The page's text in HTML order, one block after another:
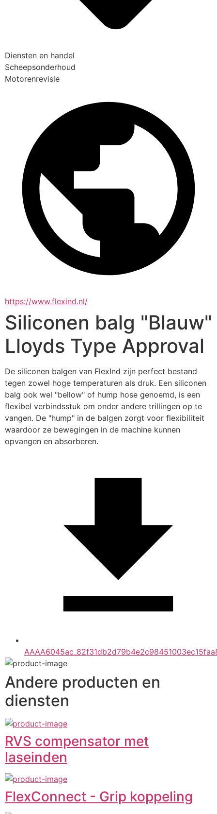
Diensten en handel
Scheepsonderhoud
Motorenrevisie
https://www.flexind.nl/
Siliconen balg "Blauw"
Lloyds Type Approval
De siliconen balgen van FlexInd zijn perfect bestand
tegen zowel hoge temperaturen als druk. Een siliconen
balg ook wel "bellow" of hump hose genoemd, is een
flexibel verbindsstuk om onder andere trillingen op te
vangen. De "hump" in de balgen zorgt voor flexibiliteit
waardoor ze bewegingen in de machine kunnen
opvangen en absorberen.
Andere producten en
diensten
RVS compensator met
laseinden
FlexConnect - Grip koppeling